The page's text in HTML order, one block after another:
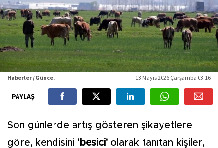
Haberler / Güncel 13 Mayıs 2026 Çarşamba 03:16
PAYLAŞ
Son günlerde artış gösteren şikayetlere
göre, kendisini 'besici' olarak tanıtan kişiler,